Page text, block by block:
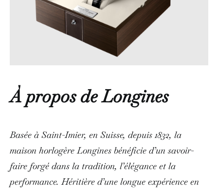
À propos de Longines
Basée à Saint-Imier, en Suisse, depuis 1832, la
maison horlogère Longines bénéficie d’un savoir-
faire forgé dans la tradition, l’élégance et la
performance. Héritière d’une longue expérience en